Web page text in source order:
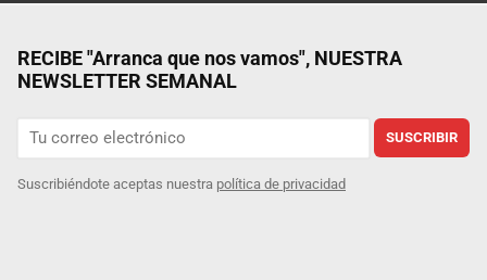
RECIBE "Arranca que nos vamos", NUESTRA
NEWSLETTER SEMANAL
SUSCRIBIR
Suscribiéndote aceptas nuestra política de privacidad